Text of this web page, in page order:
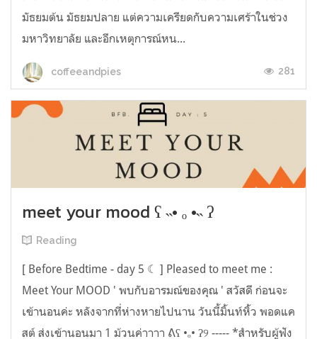
มัธยมต้น มัธยมปลาย แต่ความเครียดกับความเศร้าในช่วง
มหาวิทยาลัย และอีกเหตุการณ์หน...
coffeeandpies 281
meet your mood ʕ ˵• ₒ •˵ ʔ
Reading
[ Before Bedtime - day 5 ☾ ] Pleased to meet me :
Meet Your MOOD ' พบกับอารมณ์ของคุณ ' สวัสดี ก่อนจะ
เข้านอนค่ะ หลังจากที่ห่างหายไปนาน วันนี้มิ้นท์หิ้ว พอดแค
สต์ ส่งเข้านอนมา 1 ม้วนค่าาาา ᕕʕ •ₒ• ʔ୨ ----- *สำหรับผู้ฟัง